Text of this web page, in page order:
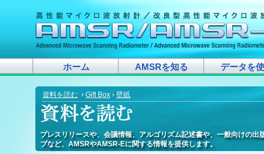
ホーム AMSRを知る データを
資料を読む › Gift Box › 壁紙
プレスリリースや、会議情報、アルゴリズム記述書や、一般向けの出
ブなど、AMSRやAMSR-Eに関する情報を提供します。
プレスリリースや、会議情報、アルゴリズム記述書や、一般向けの出
ブなど、AMSRやAMSR-Eに関する情報を提供します。
プレスリリースや、会議情報、アルゴリズム記述書や、一般向けの
ブなど、AMSRやAMSR-Eに関する情報を提供します。
プレスリリースや、会議情報、アルゴリズム記述書や、一般向けの
ブなど、AMSRやAMSR-Eに関する情報を提供します。
プレスリリースや、会議情報、アルゴリズム記述書や、一般向けの
ブなど、AMSRやAMSR-Eに関する情報を提供します。
プレスリリースや、会議情報、アルゴリズム記述書や、一般向けの出
ブなど、AMSRやAMSR-Eに関する情報を提供します。
プレスリリースや、会議情報、アルゴリズム記述書や、一般向けの
ブなど、AMSRやAMSR-Eに関する情報を提供します。
プレスリリースや、会議情報、アルゴリズム記述書や、一般向けの
ブなど、AMSRやAMSR-Eに関する情報を提供します。
プレスリリースや、会議情報、アルゴリズム記述書や、一般向けの出
ブなど、AMSRやAMSR-Eに関する情報を提供します。
プレスリリースや、会議情報、アルゴリズム記述書や、一般向けの出
ブなど、AMSRやAMSR-Eに関する情報を提供します。
プレスリリースや、会議情報、アルゴリズム記述書や、一般向けの出
ブなど、AMSRやAMSR-Eに関する情報を提供します。
プレスリリースや、会議情報、アルゴリズム記述書や、一般向けの
ブなど、AMSRやAMSR-Eに関する情報を提供します。
プレスリリースや、会議情報、アルゴリズム記述書や、一般向けの出
ブなど、AMSRやAMSR-Eに関する情報を提供します。
プレスリリースや、会議情報、アルゴリズム記述書や、一般向けの出
ブなど、AMSRやAMSR-Eに関する情報を提供します。
プレスリリースや、会議情報、アルゴリズム記述書や、一般向けの
ブなど、AMSRやAMSR-Eに関する情報を提供します。
プレスリリースや、会議情報、アルゴリズム記述書や、一般向けの
ブなど、AMSRやAMSR-Eに関する情報を提供します。
プレスリリースや、会議情報、アルゴリズム記述書や、一般向けの出
ブなど、AMSRやAMSR-Eに関する情報を提供します。
プレスリリースや、会議情報、アルゴリズム記述書や、一般向けの出
ブなど、AMSRやAMSR-Eに関する情報を提供します。